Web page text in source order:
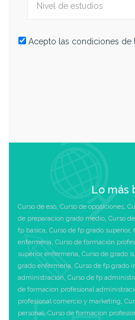
Acepto las condiciones de
Lo más
Curso de eso, Curso de oposiciones,
de preparacion grado medio, Curso
fp basica, Curso de fp grado superior,
enfermeria, Curso de formación
superior enfermeria, Curso de grado
grado enfermeria, Curso de fp grado
administración, Curso de fp
de formacion profesional
profesional comercio y marketing,
personal,Curso de formacion